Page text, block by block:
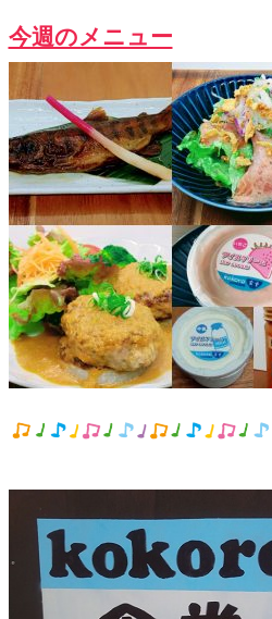
今週のメニュー